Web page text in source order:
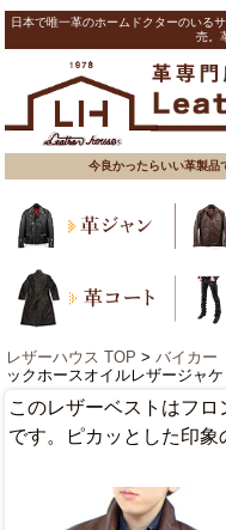
日本で唯一革のホームドクターのいる
売。
今良かったらいい革製品
レザーハウス TOP > バイカー
ックホースオイルレザージャ
このレザーベストはフ
です。ピカッとした印象